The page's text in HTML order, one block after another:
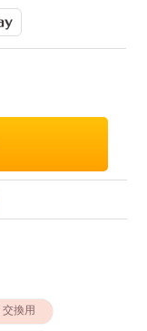
交換用